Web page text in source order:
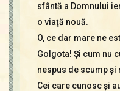
sfântă a Domnului
o viaţă nouă.
O, ce dar mare ne
Golgota! Şi cum nu
nespus de scump şi
Cei care cunosc şi